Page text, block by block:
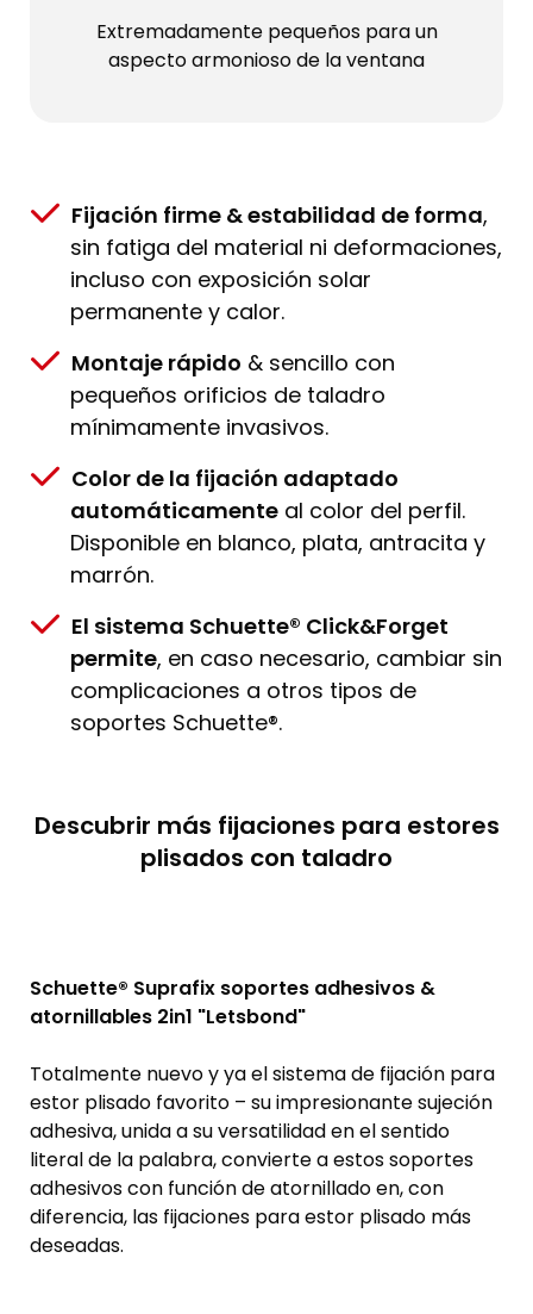
Extremadamente pequeños para un
aspecto armonioso de la ventana
Fijación firme & estabilidad de forma,
sin fatiga del material ni deformaciones,
incluso con exposición solar
permanente y calor.
Montaje rápido & sencillo con
pequeños orificios de taladro
mínimamente invasivos.
Color de la fijación adaptado
automáticamente al color del perfil.
Disponible en blanco, plata, antracita y
marrón.
El sistema Schuette® Click&Forget
permite, en caso necesario, cambiar sin
complicaciones a otros tipos de
soportes Schuette®.
Descubrir más fijaciones para estores
plisados con taladro
Schuette® Suprafix soportes adhesivos &
atornillables 2in1 "Letsbond"
Totalmente nuevo y ya el sistema de fijación para
estor plisado favorito – su impresionante sujeción
adhesiva, unida a su versatilidad en el sentido
literal de la palabra, convierte a estos soportes
adhesivos con función de atornillado en, con
diferencia, las fijaciones para estor plisado más
deseadas.